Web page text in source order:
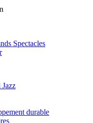
Spectacles
Jazz
durable